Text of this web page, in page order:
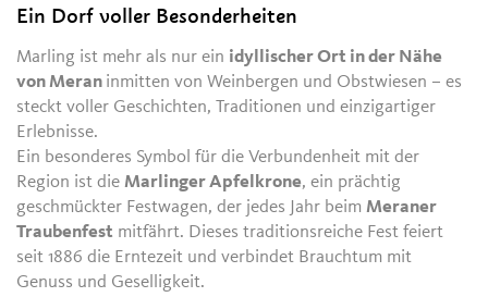
Ein Dorf voller Besonderheiten
Marling ist mehr als nur ein idyllischer Ort in der Nähe
von Meran inmitten von Weinbergen und Obstwiesen – es
steckt voller Geschichten, Traditionen und einzigartiger
Erlebnisse.
Ein besonderes Symbol für die Verbundenheit mit der
Region ist dieMarlinger Apfelkrone, ein prächtig
geschmückter Festwagen, der jedes Jahr beimMeraner
Traubenfest mitfährt. Dieses traditionsreiche Fest feiert
seit 1886 die Erntezeit und verbindet Brauchtum mit
Genuss und Geselligkeit.